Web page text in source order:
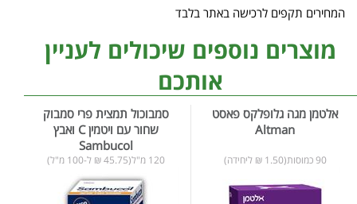
המחירים תקפים לרכישה באתר בלבד
מוצרים נוספים שיכולים לעניין
אותכם
אלטמן מגה גלופלקס פאסט
Altman
90 כמוסות(1.50 ₪ ליחידה)
סמבוכול תמצית פרי סמבוק
שחור עם ויטמין C ואבץ
Sambucol
120 מ"ל(45.75 ₪ ל-100 מ"ל)